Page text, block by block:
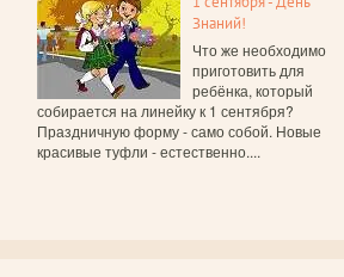
Знаний!
Что же необходимо
приготовить для
ребёнка, который
собирается на линейку к 1 сентября?
Праздничную форму - само собой. Новые
красивые туфли - естественно....